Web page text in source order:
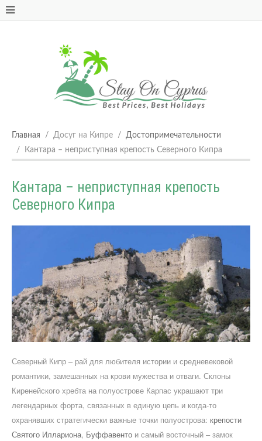
Главная Досуг на Кипре
Достопримечательности
Кантара – неприступная крепость Северного Кипра
Кантара – неприступная крепость
Северного Кипра
Северный Кипр – рай для любителя истории и средневековой
романтики, замешанных на крови мужества и отваги. Склоны
Киренейского хребта на полуострове Карпас украшают три
легендарных форта, связанных в единую цепь и когда-то
охранявших стратегически важные точки полуострова: крепости
Святого Иллариона, Буффавенто и самый восточный – замок